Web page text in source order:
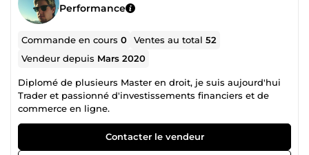
Performance
Commande en cours0 Ventes au total52
Vendeur depuis Mars 2020
Diplomé de plusieurs Master en droit, je suis aujourd'hui
Trader et passionné d'investissements financiers et de
commerce en ligne.
Contacter le vendeur